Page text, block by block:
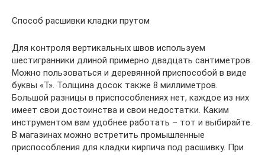
Способ расшивки кладки прутом
Для контроля вертикальных швов используем
шестигранники длиной примерно двадцать сантиметров.
Можно пользоваться и деревянной приспособой в виде
буквы «Т». Толщина досок также 8 миллиметров.
Большой разницы в приспособлениях нет, каждое из них
имеет свои достоинства и свои недостатки. Каким
инструментом вам удобнее работать – тот и выбирайте.
В магазинах можно встретить промышленные
приспособления для кладки кирпича под расшивку. При